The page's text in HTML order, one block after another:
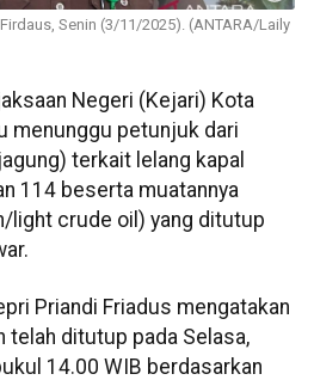
Senin (3/11/2025). (ANTARA/Laily
Negeri (Kejari) Kota
menunggu petunjuk dari
terkait lelang kapal
114 beserta muatannya
light crude oil) yang ditutup
Priandi Friadus mengatakan
telah ditutup pada Selasa,
14.00 WIB berdasarkan